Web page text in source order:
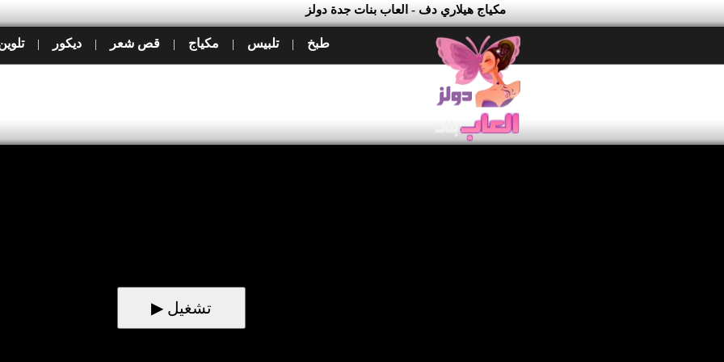
مكياج هيلاري دف - العاب بنات جدة دولز
طبخ | تلبيس | مكياج | قص شعر | ديكور |
▶ تشغيل